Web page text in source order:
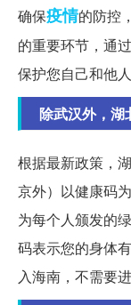
确保疫情的防控
的重要环节，通
保护您自己和他
除武汉外，湖
根据最新政策，
京外）以健康码
为每个人颁发的
码表示您的身体
入海南，不需要